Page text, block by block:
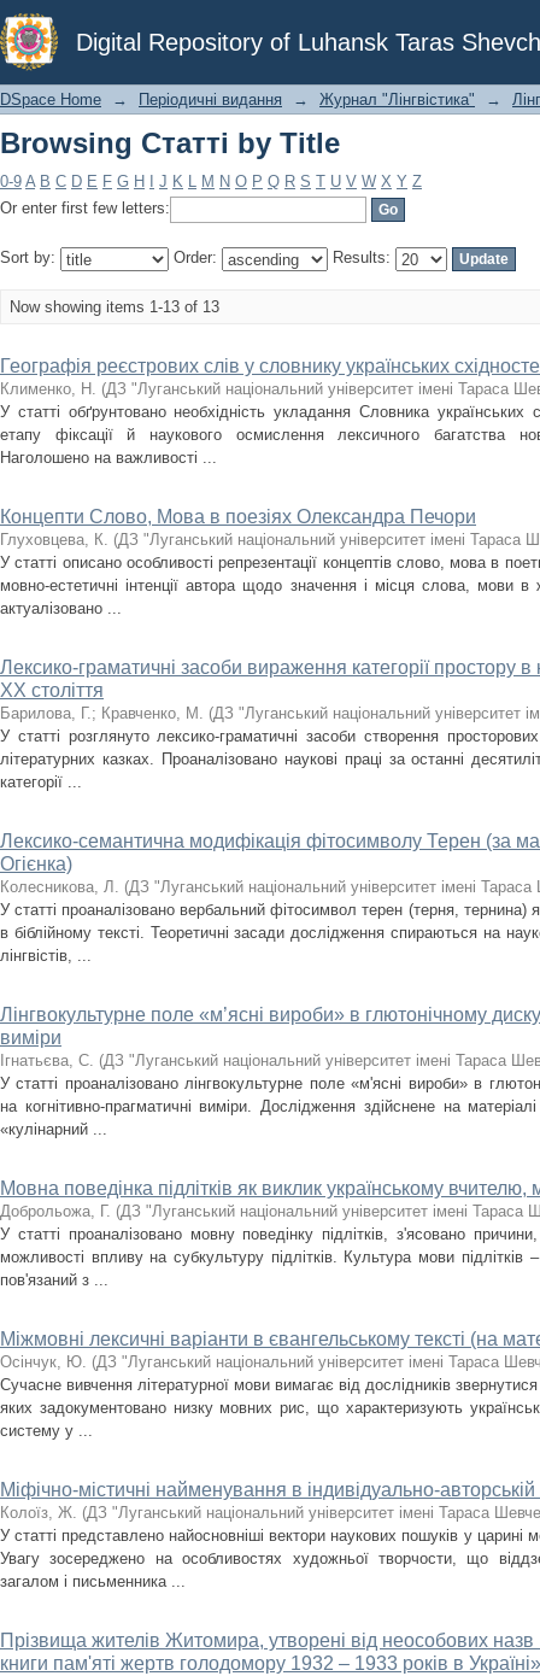
Digital Repository of Luhansk Taras
Browsing Статті by Title
DSpace Home → Періодичні видання → Журнал "Лінгвістика" →
Browsing Статті by Title
0-9 A B C D E F G H J K L M N O P Q R S T U V W X Y Z
Or enter first few letters:
Sort by: Order: Results:
Now showing items 1-13 of 13
Географія реєстрових слів у словнику українських
Клименко, Н. (ДЗ "Луганський національний університет імені Тараса
У статті обґрунтовано необхідність укладання Словника українських
етапу фіксації й наукового осмислення лексичного багатства
Наголошено на важливості ...
Концепти Слово, Мова в поезіях Олександра Печори
Глуховцева, К. (ДЗ "Луганський національний університет імені Тараса
У статті описано особливості репрезентації концептів слово, мова в
мовно-естетичні інтенції автора щодо значення і місця слова, мови в
актуалізовано ...
Лексико-граматичні засоби вираження категорії простору
XX століття
Барилова, Г.; Кравченко, М. (ДЗ "Луганський національний університет
У статті розглянуто лексико-граматичні засоби створення
літературних казках. Проаналізовано наукові праці за останні
категорії ...
Лексико-семантична модифікація фітосимволу Терен (за
Огієнка)
Колесникова, Л. (ДЗ "Луганський національний університет імені
У статті проаналізовано вербальний фітосимвол терен (терня, тернина)
в біблійному тексті. Теоретичні засади дослідження спираються на
лінгвістів, ...
Лінгвокультурне поле «м’ясні вироби» в глютонічному
виміри
Ігнатьєва, С. (ДЗ "Луганський національний університет імені Тараса
У статті проаналізовано лінгвокультурне поле «м'ясні вироби» в
на когнітивно-прагматичні виміри. Дослідження здійснене на
«кулінарний ...
Мовна поведінка підлітків як виклик українському
Доброльожа, Г. (ДЗ "Луганський національний університет імені Тараса
У статті проаналізовано мовну поведінку підлітків, з'ясовано
можливості впливу на субкультуру підлітків. Культура мови
пов'язаний з ...
Міжмовні лексичні варіанти в євангельському тексті (на
Осінчук, Ю. (ДЗ "Луганський національний університет імені Тараса
Сучасне вивчення літературної мови вимагає від дослідників
яких задокументовано низку мовних рис, що характеризують
систему у ...
Міфічно-містичні найменування в індивідуально-
Колоїз, Ж. (ДЗ "Луганський національний університет імені Тараса
У статті представлено найосновніші вектори наукових пошуків у царині
Увагу зосереджено на особливостях художньої творчости, що
загалом і письменника ...
Прізвища жителів Житомира, утворені від неособових назв
книги пам'яті жертв голодомору 1932 – 1933 років в